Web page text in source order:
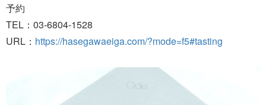
予約
TEL：03-6804-1528
URL： https://hasegawaeiga.com/?mode=f5#tasting